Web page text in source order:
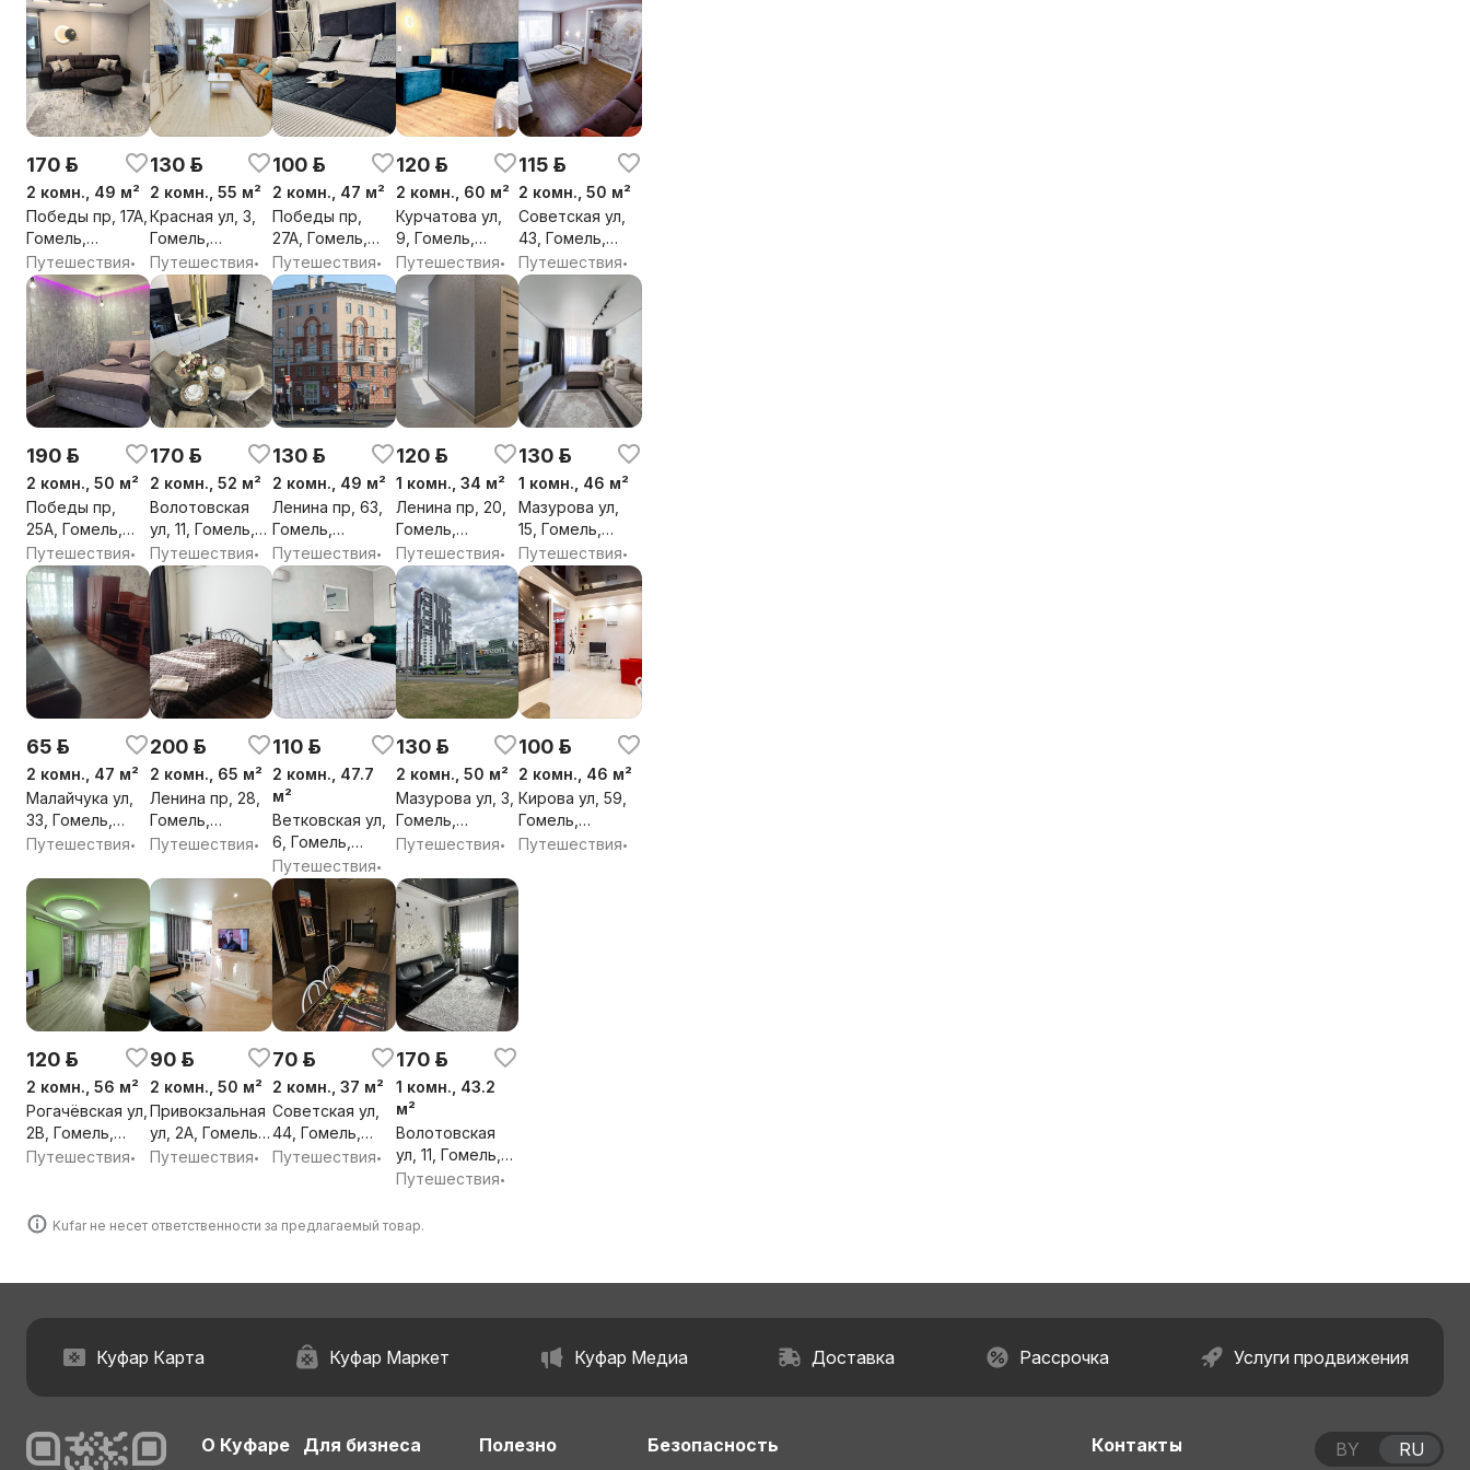
170 р.
2 комн., 49 м²
Победы пр, 17А,
Гомель,
Гомельская
обл.
Путешествия•
130 р.
2 комн., 55 м²
Красная ул, 3,
Гомель,
Гомельская
обл.
Путешествия•
100 р.
2 комн., 47 м²
Победы пр,
27А, Гомель,
Гомельская
обл.
Путешествия•
120 р.
2 комн., 60 м²
Курчатова ул,
9, Гомель,
Гомельская
обл.
Путешествия•
115 р.
2 комн., 50 м²
Советская ул,
43, Гомель,
Гомельская
обл.
Путешествия•
190 р.
2 комн., 50 м²
Победы пр,
25А, Гомель,
Гомельская
обл.
Путешествия•
170 р.
2 комн., 52 м²
Волотовская
ул, 11, Гомель,
Гомельская
обл.
Путешествия•
130 р.
2 комн., 49 м²
Ленина пр, 63,
Гомель,
Гомельская
обл.
Путешествия•
120 р.
1 комн., 34 м²
Ленина пр, 20,
Гомель,
Гомельская
обл.
Путешествия•
130 р.
1 комн., 46 м²
Мазурова ул,
15, Гомель,
Гомельская
обл.
Путешествия•
65 р.
2 комн., 47 м²
Малайчука ул,
33, Гомель,
Гомельская
Путешествия•
200 р.
2 комн., 65 м²
Ленина пр, 28,
Гомель,
Гомельская
Путешествия•
110 р.
2 комн., 47.7
м²
Ветковская ул,
6, Гомель,
Гомельская
обл.
Путешествия•
130 р.
2 комн., 50 м²
Мазурова ул, 3,
Гомель,
Гомельская
Путешествия•
100 р.
2 комн., 46 м²
Кирова ул, 59,
Гомель,
Гомельская
Путешествия•
120 р.
2 комн., 56 м²
Рогачёвская ул,
2В, Гомель,
Гомельская
Путешествия•
90 р.
2 комн., 50 м²
Привокзальная
ул, 2А, Гомель,
Гомельская
Путешествия•
70 р.
2 комн., 37 м²
Советская ул,
44, Гомель,
Гомельская
Путешествия•
170 р.
1 комн., 43.2
м²
Волотовская
ул, 11, Гомель,
Гомельская
Путешествия•
Kufar не несет ответственности за предлагаемый товар.
Куфар Карта Куфар Маркет Куфар Медиа Доставка Рассрочка Услуги продвижения
О Куфаре Для бизнеса Полезно Безопасность Контакты BY RU